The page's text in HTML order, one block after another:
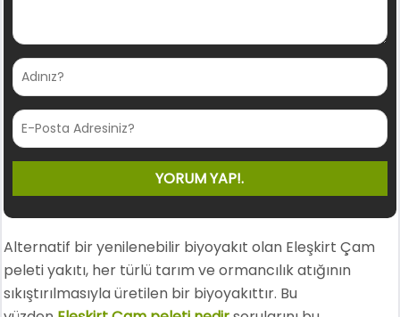
Alternatif bir yenilenebilir biyoyakıt olan Eleşkirt Çam
peleti yakıtı, her türlü tarım ve ormancılık atığının
sıkıştırılmasıyla üretilen bir biyoyakıttır. Bu